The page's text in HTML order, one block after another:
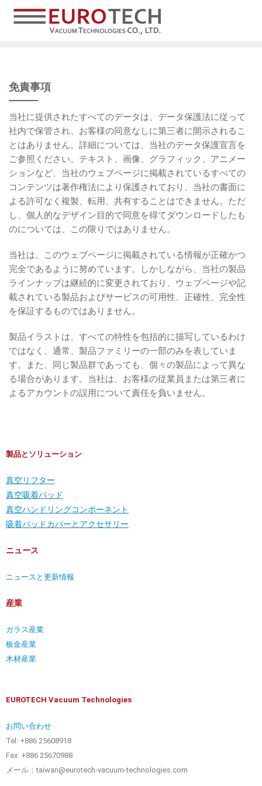
免責事項
当社に提供されたすべてのデータは、データ保護法に従って
社内で保管され、お客様の同意なしに第三者に開示されるこ
とはありません。詳細については、当社のデータ保護宣言を
ご参照ください。テキスト、画像、グラフィック、アニメー
ションなど、当社のウェブページに掲載されているすべての
コンテンツは著作権法により保護されており、当社の書面に
よる許可なく複製、転用、共有することはできません。ただ
し、個人的なデザイン目的で同意を得てダウンロードしたも
のについては、この限りではありません。
当社は、このウェブページに掲載されている情報が正確かつ
完全であるように努めています。しかしながら、当社の製品
ラインナップは継続的に変更されており、ウェブページや記
載されている製品およびサービスの可用性、正確性、完全性
を保証するものではありません。
製品イラストは、すべての特性を包括的に描写しているわけ
ではなく、通常、製品ファミリーの一部のみを表していま
す。また、同じ製品群であっても、個々の製品によって異な
る場合があります。当社は、お客様の従業員または第三者に
よるアカウントの誤用について責任を負いません。
製品とソリューション
真空リフター
真空吸着パッド
真空ハンドリングコンポーネント
吸着パッドカバーとアクセサリー
ニュース
ニュースと更新情報
産業
ガラス産業
板金産業
木材産業
EUROTECH Vacuum Technologies
お問い合わせ
Tel: +886 25608918
Fax: +886 25670988
メール：taiwan@eurotech-vacuum-technologies.com